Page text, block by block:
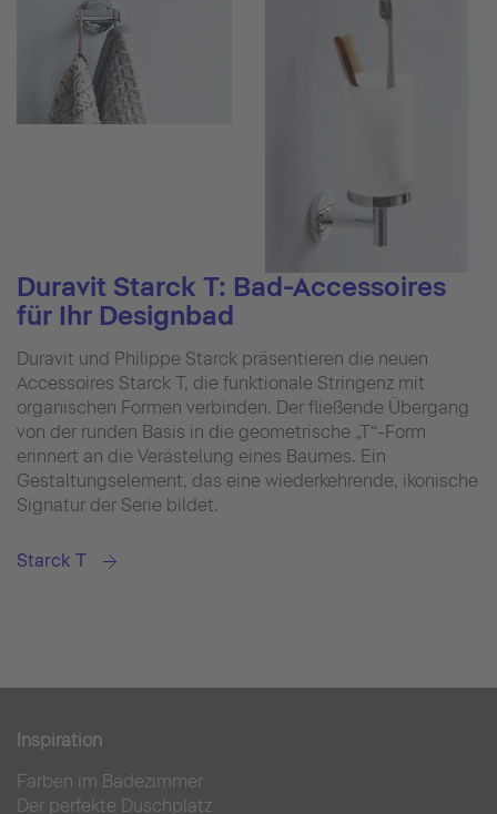
Duravit Starck T: Bad-Accessoires
für Ihr Designbad
Duravit und Philippe Starck präsentieren die neuen
Accessoires Starck T, die funktionale Stringenz mit
organischen Formen verbinden. Der fließende Übergang
von der runden Basis in die geometrische „T“-Form
erinnert an die Verästelung eines Baumes. Ein
Gestaltungselement, das eine wiederkehrende, ikonische
Signatur der Serie bildet.
Starck T
Inspiration
Farben im Badezimmer
Der perfekte Duschplatz